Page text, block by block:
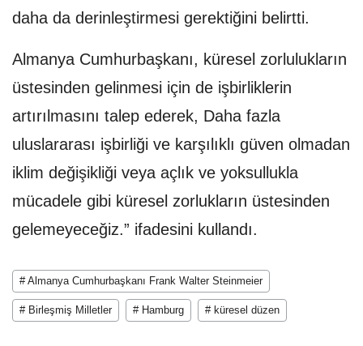
daha da derinleştirmesi gerektiğini belirtti.
Almanya Cumhurbaşkanı, küresel zorlulukların
üstesinden gelinmesi için de işbirliklerin
artırılmasını talep ederek, Daha fazla
uluslararası işbirliği ve karşılıklı güven olmadan
iklim değişikliği veya açlık ve yoksullukla
mücadele gibi küresel zorlukların üstesinden
gelemeyeceğiz.” ifadesini kullandı.
# Almanya Cumhurbaşkanı Frank Walter Steinmeier
# Birleşmiş Milletler # Hamburg # küresel düzen